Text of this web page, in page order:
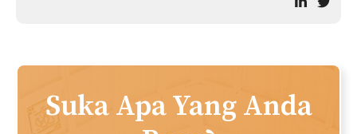
Suka Apa Yang Anda